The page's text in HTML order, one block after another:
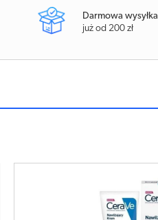
Darmowa wysyłka
już od 200 zł